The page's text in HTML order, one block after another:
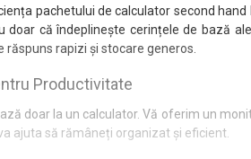
pachetului de calculator second
doar că îndeplinește cerințele de bază
răspuns rapizi și stocare generos.
Productivitate
doar la un calculator. Vă oferim un
ajuta să rămâneți organizat și eficient.